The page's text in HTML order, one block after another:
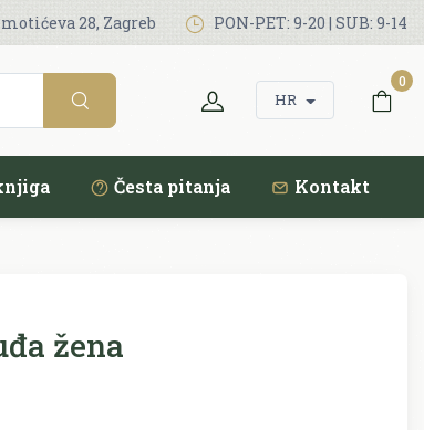
28, Zagreb PON-PET: 9-20 | SUB: 9-14
HR
0
Česta pitanja Kontakt
žena